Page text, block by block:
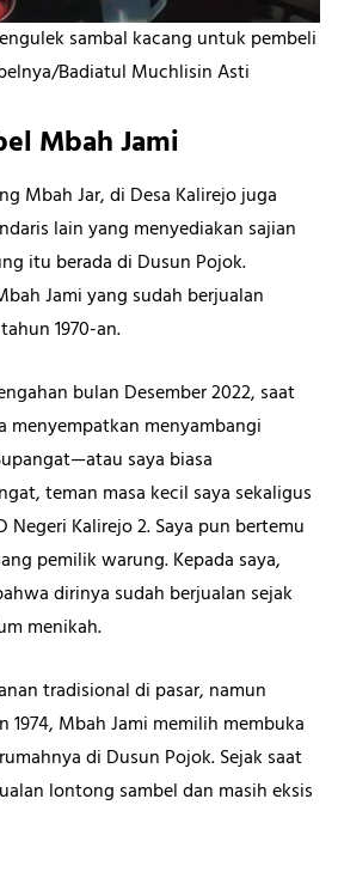
sambal kacang untuk pembeli
Badiatul Muchlisin Asti
Mbah Jami
Mbah Jar, di Desa Kalirejo juga
lain yang menyediakan sajian
itu berada di Dusun Pojok.
Jami yang sudah berjualan
1970-an.
bulan Desember 2022, saat
menyempatkan menyambangi
saya biasa
teman masa kecil saya sekaligus
Negeri Kalirejo 2. Saya pun bertemu
pemilik warung. Kepada saya,
dirinya sudah berjualan sejak
menikah.
tradisional di pasar, namun
1974, Mbah Jami memilih membuka
di Dusun Pojok. Sejak saat
lontong sambel dan masih eksis